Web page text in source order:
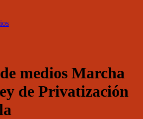
medios Marcha
de Privatización